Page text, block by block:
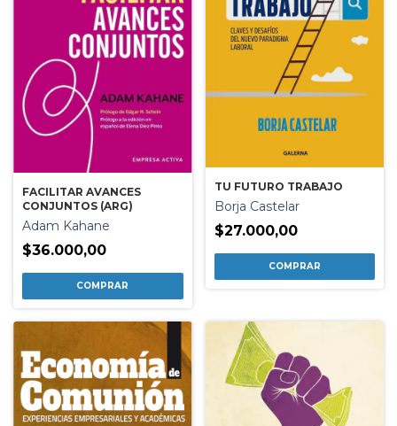
FACILITAR AVANCES
CONJUNTOS (ARG)
Adam Kahane
$36.000,00
TU FUTURO TRABAJO
Borja Castelar
$27.000,00